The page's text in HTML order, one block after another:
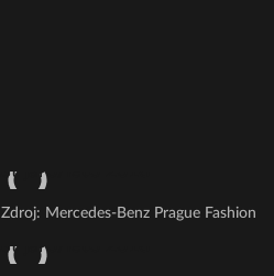
Zdroj: Mercedes-Benz Prague Fashion